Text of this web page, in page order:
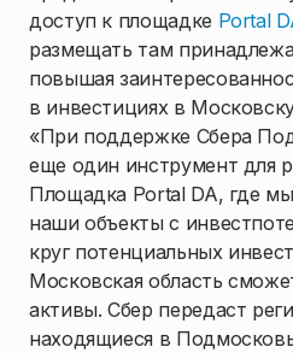
доступ к площадке Portal
размещать там
повышая
в инвестициях в
«При поддержке Сбера
еще один инструмент для
Площадка Portal DA, где
наши объекты с
круг потенциальных
Московская область
активы. Сбер передаст
находящиеся в